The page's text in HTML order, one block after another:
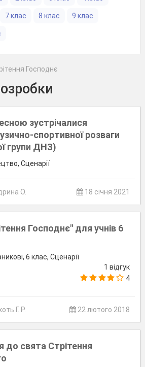
7 клас 8 клас 9 клас
Господнє
зустрічалися
спортивної розваги
групи ДНЗ)
Сценарії
О. 18 січня 2021
Господнє" для учнів 6
6 клас, Сценарії
1 відгук
4
Г. Р. 22 лютого 2018
до свята Стрітення